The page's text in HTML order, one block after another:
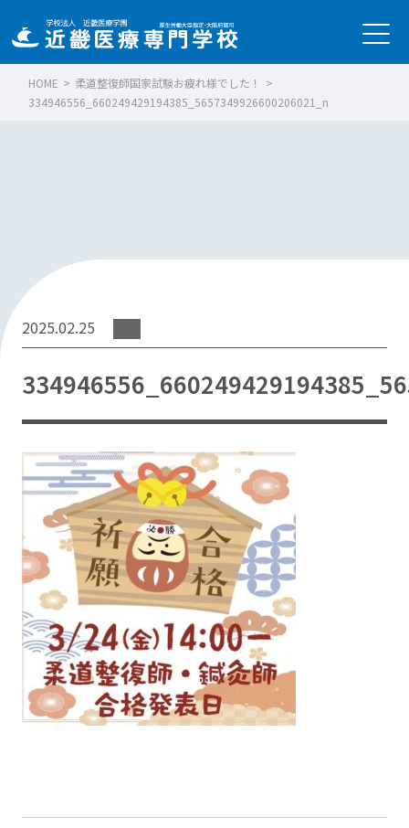
HOME > 柔道整復師国家試験お疲れ様でした！
>
334946556_660249429194385_5657349926600206021_n
2025.02.25